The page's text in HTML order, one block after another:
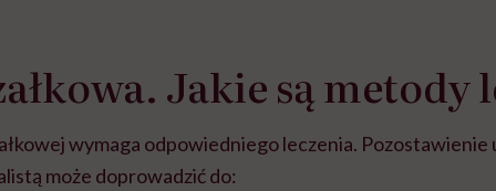
Jakie są metody
wymaga odpowiedniego leczenia. Pozostawienie
może doprowadzić do: